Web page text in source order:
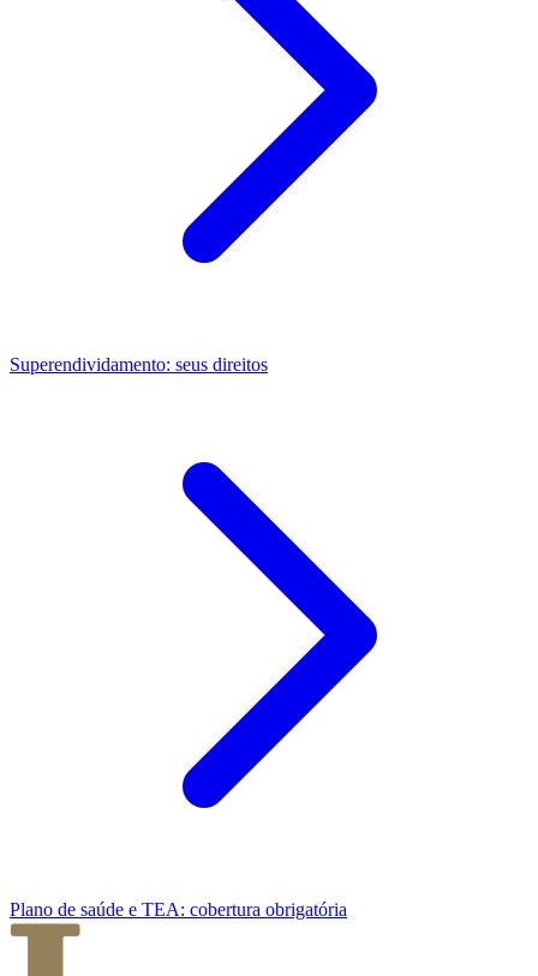
Superendividamento: seus direitos
Plano de saúde e TEA: cobertura obrigatória